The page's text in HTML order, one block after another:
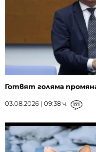
Готвят голяма
03.08.2026 | 09:38 ч. 171